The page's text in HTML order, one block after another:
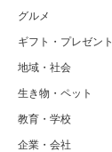
グルメ
ギフト・プレゼント
地域・社会
生き物・ペット
教育・学校
企業・会社